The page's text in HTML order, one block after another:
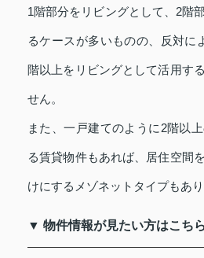
1階部分をリビングとして、2階
るケースが多いものの、反対に
階以上をリビングとして活用す
せん。
また、一戸建てのように2階以
る賃貸物件もあれば、居住空間
けにするメゾネットタイプもあり
▼ 物件情報が見たい方はこち